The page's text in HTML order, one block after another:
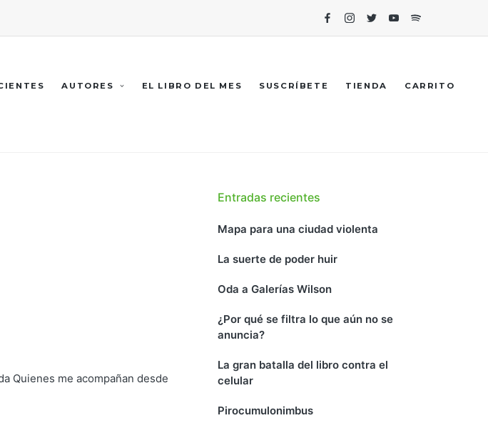
FacebookInstagram
TwitterYoutubeSpotify
AUTORES EL LIBRO DEL MES SUSCRÍBETE TIENDA CARRITO
Quienes me acompañan desde
Entradas recientes
Mapa para una ciudad violenta
La suerte de poder huir
Oda a Galerías Wilson
¿Por qué se filtra lo que aún no se
anuncia?
La gran batalla del libro contra el
celular
Pirocumulonimbus